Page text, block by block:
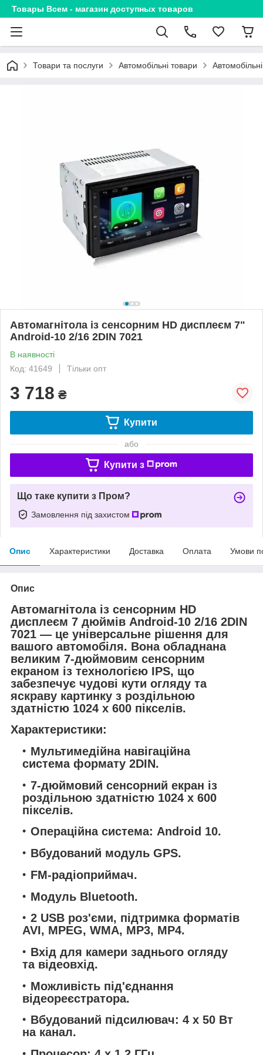
Товары Всем - магазин доступных товаров
Товари та послуги Автомобільні товари
Автомагнітола із сенсорним HD дисплеєм 7"
Android-10 2/16 2DIN 7021
В наявності
Код: 41649
Тільки опт
3 718 ₴
Купити
або
Купити з
Що таке купити з Пром?
Замовлення під захистом
Опис Характеристики Доставка Оплата Умови
Опис
Автомагнітола із сенсорним HD
дисплеєм 7 дюймів Android-10 2/16 2DIN
7021 — це універсальне рішення для
вашого автомобіля. Вона обладнана
великим 7-дюймовим сенсорним
екраном із технологією IPS, що
забезпечує чудові кути огляду та
яскраву картинку з роздільною
здатністю 1024 x 600 пікселів.
Характеристики:
Мультимедійна навігаційна
система формату 2DIN.
7-дюймовий сенсорний екран із
роздільною здатністю 1024 x 600
пікселів.
Операційна система: Android 10.
Вбудований модуль GPS.
FM-радіоприймач.
Модуль Bluetooth.
2 USB роз'єми, підтримка форматів
AVI, MPEG, WMA, MP3, MP4.
Вхід для камери заднього огляду
та відеовхід.
Можливість під'єднання
відеореєстратора.
Вбудований підсилювач: 4 x 50 Вт
на канал.